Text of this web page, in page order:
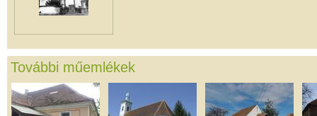
További műemlékek